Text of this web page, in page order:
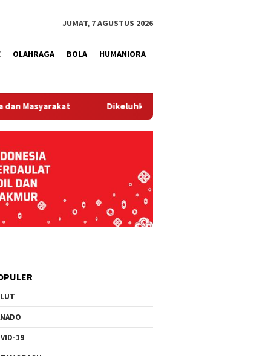
JUMAT, 7 AGUSTUS 2026
OLAHRAGA BOLA HUMANIORA
Dikeluhkan Soal Dugaan Pencemaran
19